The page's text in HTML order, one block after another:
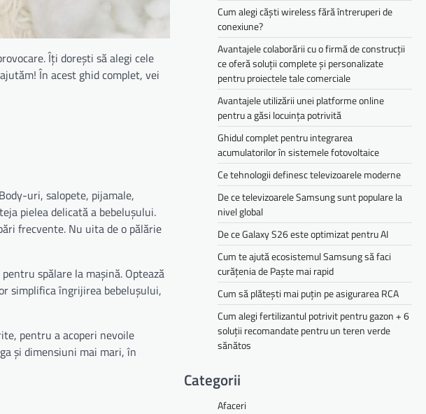
Îți dorești să alegi cele
În acest ghid complet, vei
uri, salopete, pijamale,
pielea delicată a bebelușului.
frecvente. Nu uita de o pălărie
spălare la mașină. Optează
simplifica îngrijirea bebelușului,
pentru a acoperi nevoile
și dimensiuni mai mari, în
Cum alegi căști wireless fără întreruperi de
conexiune?
Avantajele colaborării cu o firmă de construcții
ce oferă soluții complete și personalizate
pentru proiectele tale comerciale
Avantajele utilizării unei platforme online
pentru a găsi locuința potrivită
Ghidul complet pentru integrarea
acumulatorilor în sistemele fotovoltaice
Ce tehnologii definesc televizoarele moderne
De ce televizoarele Samsung sunt populare la
nivel global
De ce Galaxy S26 este optimizat pentru AI
Cum te ajută ecosistemul Samsung să faci
curățenia de Paște mai rapid
Cum să plătești mai puțin pe asigurarea RCA
Cum alegi fertilizantul potrivit pentru gazon + 6
soluții recomandate pentru un teren verde
sănătos
Categorii
Afaceri